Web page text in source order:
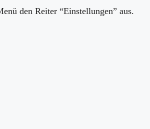
den Reiter “Einstellungen” aus.